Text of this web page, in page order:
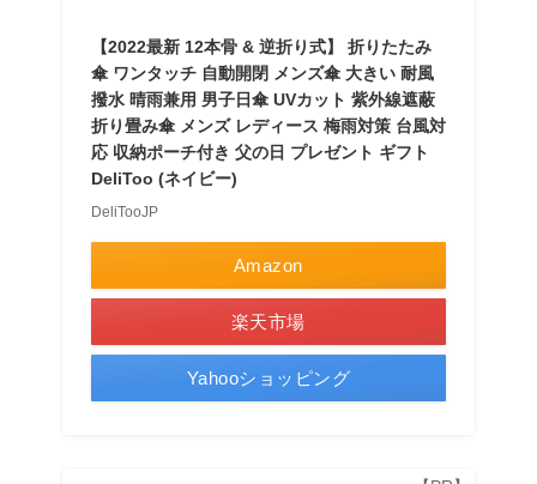
【2022最新 12本骨 & 逆折り式】 折りたたみ
傘 ワンタッチ 自動開閉 メンズ傘 大きい 耐風
撥水 晴雨兼用 男子日傘 UVカット 紫外線遮蔽
折り畳み傘 メンズ レディース 梅雨対策 台風対
応 収納ポーチ付き 父の日 プレゼント ギフト
DeliToo (ネイビー)
DeliTooJP
Amazon
楽天市場
Yahooショッピング